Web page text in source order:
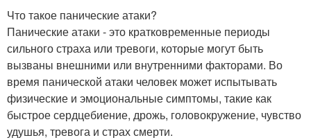
Что такое панические атаки?
Панические атаки - это кратковременные периоды
сильного страха или тревоги, которые могут быть
вызваны внешними или внутренними факторами. Во
время панической атаки человек может испытывать
физические и эмоциональные симптомы, такие как
быстрое сердцебиение, дрожь, головокружение, чувство
удушья, тревога и страх смерти.